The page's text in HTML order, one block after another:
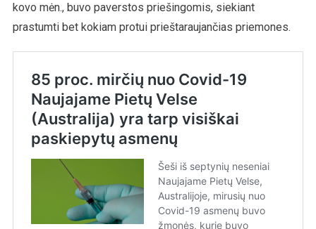
kovo mėn., buvo paverstos priešingomis, siekiant
prastumti bet kokiam protui prieštaraujančias priemones.